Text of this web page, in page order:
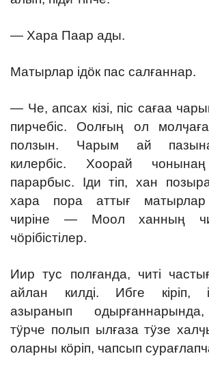
— Хара Паар ады.
Матырлар ідӧк пас салғаннар.
— Че, апсах кізі, піс сағаа
пирчебіс. Оолғың ол
ползын. Чарым ай
килербіс. Хоорай
парарбыс. Іди тіп, хан
хара пора аттығ
чиріне — Моол ханның
чӧрібістілер.
Иир тус полғанда, читі
айлан килді. Ибге кіріп,
азыранып
тӱрче полып ылғаза тӱзе
оларны кӧріп, чапсып